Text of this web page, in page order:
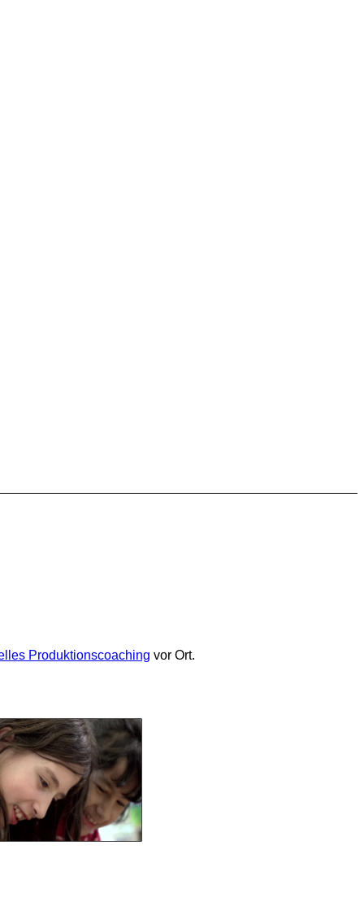
Produktionscoaching vor Ort.
Schultag mit Onilo
anschauen